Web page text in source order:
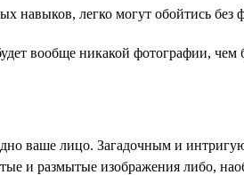
навыков, легко могут обойтись без
вообще никакой фотографии, чем
ваше лицо. Загадочным и
и размытые изображения либо,